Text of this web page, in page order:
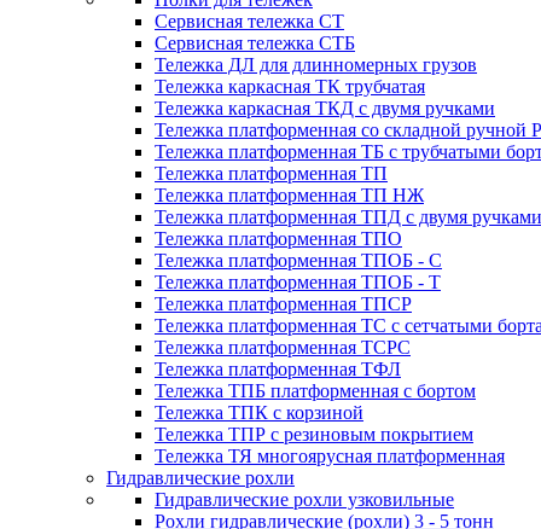
Сервисная тележка СТ
Сервисная тележка СТБ
Тележка ДЛ для длинномерных грузов
Тележка каркасная ТК трубчатая
Тележка каркасная ТКД с двумя ручками
Тележка платформенная со складной ручной
Тележка платформенная ТБ с трубчатыми
Тележка платформенная ТП
Тележка платформенная ТП НЖ
Тележка платформенная ТПД с двумя ручками
Тележка платформенная ТПО
Тележка платформенная ТПОБ - С
Тележка платформенная ТПОБ - Т
Тележка платформенная ТПСР
Тележка платформенная ТС с сетчатыми
Тележка платформенная ТСРС
Тележка платформенная ТФЛ
Тележка ТПБ платформенная с бортом
Тележка ТПК с корзиной
Тележка ТПР с резиновым покрытием
Тележка ТЯ многоярусная платформенная
Гидравлические рохли
Гидравлические рохли узковильные
Рохли гидравлические (рохли) 3 - 5 тонн